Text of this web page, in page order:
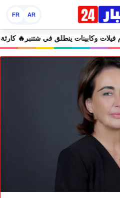
AR
FR
بوزنيقة.. وهدم فيلات وكابينات